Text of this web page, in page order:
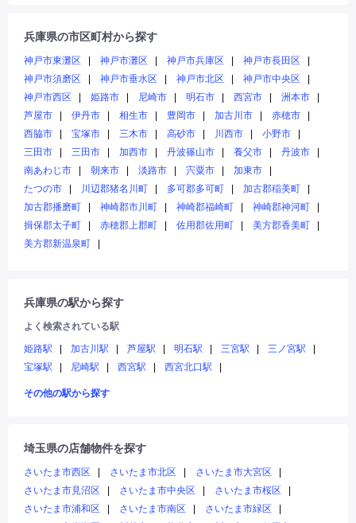
兵庫県の市区町村から探す
神戸市東灘区 神戸市灘区 神戸市兵庫区
神戸市長田区
神戸市須磨区
神戸市垂水区 神戸市北区
神戸市中央区
神戸市西区
姫路市 尼崎市 明石市 西宮市
洲本市
芦屋市
伊丹市 相生市 豊岡市 加古川市
赤穂市
西脇市
宝塚市 三木市 高砂市 川西市
小野市
三田市
三田市 加西市 丹波篠山市 養父市
丹波市
南あわじ市
朝来市 淡路市 宍粟市
加東市
たつの市
川辺郡猪名川町 多可郡多可町
加古郡稲美町
加古郡播磨町
神崎郡市川町 神崎郡福崎町
神崎郡神河町
揖保郡太子町
赤穂郡上郡町 佐用郡佐用町
美方郡香美町
美方郡新温泉町
兵庫県の駅から探す
よく検索されている駅
姫路駅
加古川駅 芦屋駅 明石駅 三宮駅
三ノ宮駅
宝塚駅
尼崎駅 西宮駅 西宮北口駅
その他の駅から探す
埼玉県の店舗物件を探す
さいたま市西区 さいたま市北区
さいたま市大宮区
さいたま市見沼区
さいたま市中央区
さいたま市桜区
さいたま市浦和区
さいたま市南区
さいたま市緑区